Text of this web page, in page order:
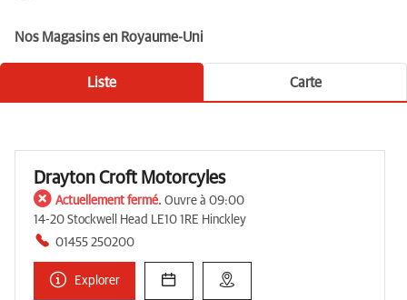
Nos Magasins en Royaume-Uni
Liste Carte
Drayton Croft Motorcyles
Actuellement fermé. Ouvre à 09:00
14-20 Stockwell Head LE10 1RE Hinckley
01455 250200
Explorer